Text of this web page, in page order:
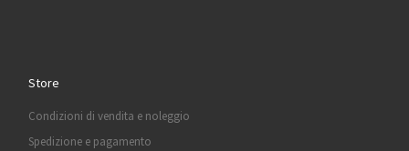
Store
Condizioni di vendita e noleggio
Spedizione e pagamento